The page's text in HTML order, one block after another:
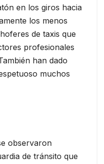
en los giros hacia
los menos
de taxis que
profesionales
han dado
muchos
observaron
de tránsito que